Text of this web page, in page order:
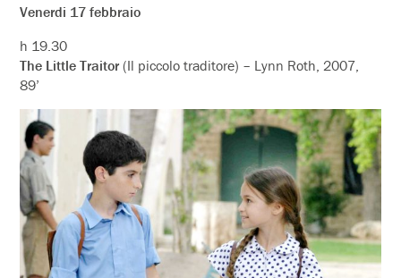
Venerdi 17 febbraio
h 19.30
The Little Traitor (Il piccolo traditore) – Lynn Roth, 2007,
89’